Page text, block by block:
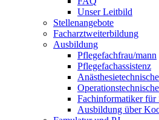
Unser Leitbild
Stellenangebote
Facharztweiterbildung
Ausbildung
Pflegefachfrau/mann
Pflegefachassistenz
Fachinformatiker für
Ausbildung über